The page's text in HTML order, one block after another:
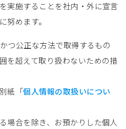
実施することを社内・外に宣言
努めます。
つ公正な方法で取得するもの
を超えて取り扱わないための措
紙「個人情報の取扱いについ
場合を除き、お預かりした個人